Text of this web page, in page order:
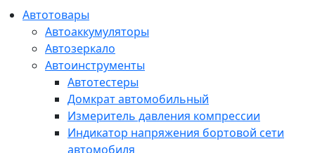
Автотовары
Автоаккумуляторы
Автозеркало
Автоинструменты
Автотестеры
Домкрат автомобильный
Измеритель давления компрессии
Индикатор напряжения бортовой сети
автомобиля